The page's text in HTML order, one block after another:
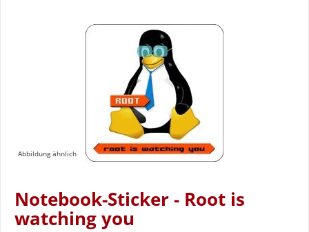
Abbildung ähnlich
Notebook-Sticker - Root is
watching you